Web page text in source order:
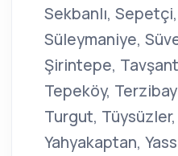
Sekbanlı,
Süleymaniye,
Şirintepe,
Tepeköy,
Turgut,
Yahyakaptan,